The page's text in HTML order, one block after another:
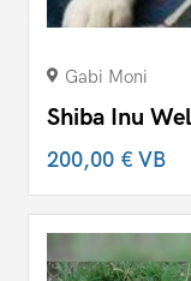
Gabi Moni
Shiba Inu
200,00 €VB